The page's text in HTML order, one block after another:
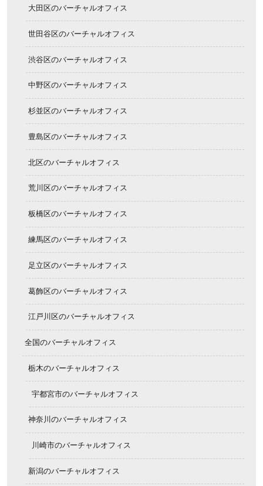
大田区のバーチャルオフィス
世田谷区のバーチャルオフィス
渋谷区のバーチャルオフィス
中野区のバーチャルオフィス
杉並区のバーチャルオフィス
豊島区のバーチャルオフィス
北区のバーチャルオフィス
荒川区のバーチャルオフィス
板橋区のバーチャルオフィス
練馬区のバーチャルオフィス
足立区のバーチャルオフィス
葛飾区のバーチャルオフィス
江戸川区のバーチャルオフィス
全国のバーチャルオフィス
栃木のバーチャルオフィス
宇都宮市のバーチャルオフィス
神奈川のバーチャルオフィス
川崎市のバーチャルオフィス
新潟のバーチャルオフィス